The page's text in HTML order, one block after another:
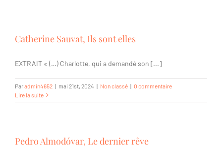
Catherine Sauvat, Ils sont elles
EXTRAIT « (…) Charlotte, qui a demandé son [...]
Paradmin4652 | mai 21st, 2024 | Non classé | 0 commentaire
Lire la suite
Pedro Almodóvar, Le dernier rêve